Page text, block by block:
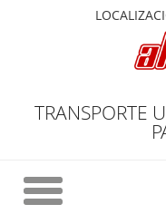
TRANSPORTE